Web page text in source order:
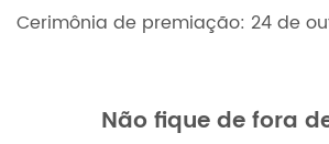
Cerimônia de premiação: 24 de
Não fique de fora